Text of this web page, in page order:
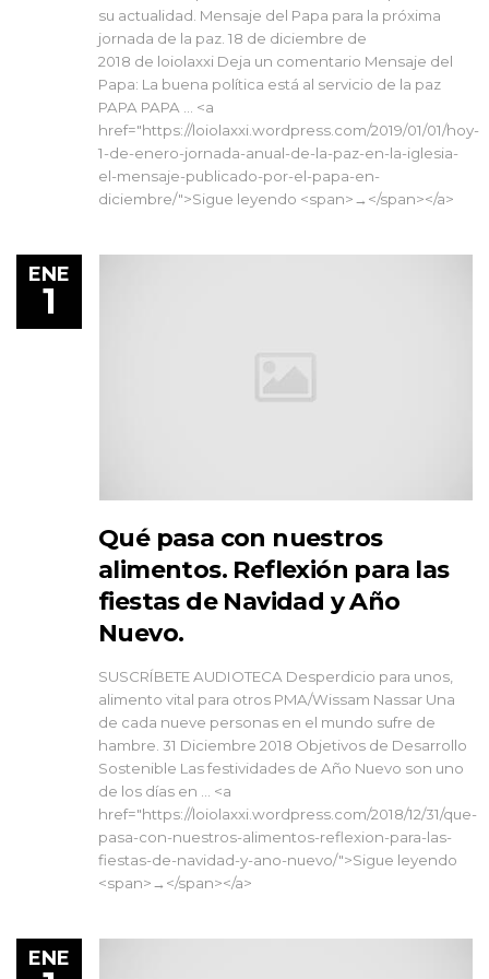
su actualidad. Mensaje del Papa para la próxima
jornada de la paz. 18 de diciembre de
2018 de loiolaxxi Deja un comentario Mensaje del
Papa: La buena política está al servicio de la paz
PAPA PAPA … <a
href="https://loiolaxxi.wordpress.com/2019/01/01/hoy-
1-de-enero-jornada-anual-de-la-paz-en-la-iglesia-
el-mensaje-publicado-por-el-papa-en-
diciembre/">Sigue leyendo <span>→</span></a>
ENE
1
Qué pasa con nuestros
alimentos. Reflexión para las
fiestas de Navidad y Año
Nuevo.
SUSCRÍBETE AUDIOTECA Desperdicio para unos,
alimento vital para otros PMA/Wissam Nassar Una
de cada nueve personas en el mundo sufre de
hambre. 31 Diciembre 2018 Objetivos de Desarrollo
Sostenible Las festividades de Año Nuevo son uno
de los días en … <a
href="https://loiolaxxi.wordpress.com/2018/12/31/que-
pasa-con-nuestros-alimentos-reflexion-para-las-
fiestas-de-navidad-y-ano-nuevo/">Sigue leyendo
<span>→</span></a>
ENE